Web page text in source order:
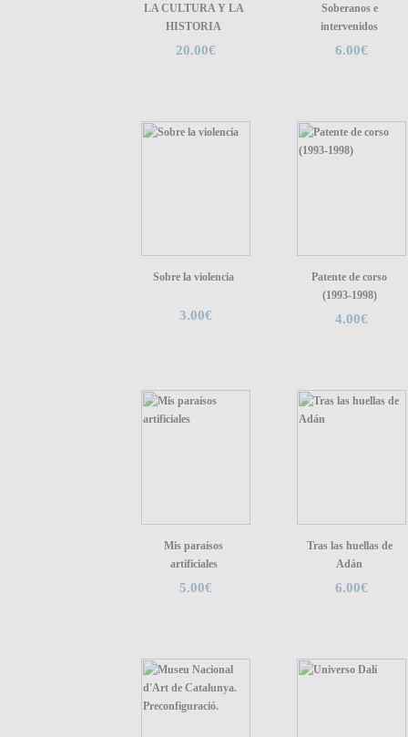
LA CULTURA Y LA
HISTORIA
20.00€
Soberanos e
intervenidos
6.00€
Sobre la violencia
3.00€
Patente de corso
(1993-1998)
4.00€
Mis paraísos
artificiales
5.00€
Tras las huellas de
Adán
6.00€